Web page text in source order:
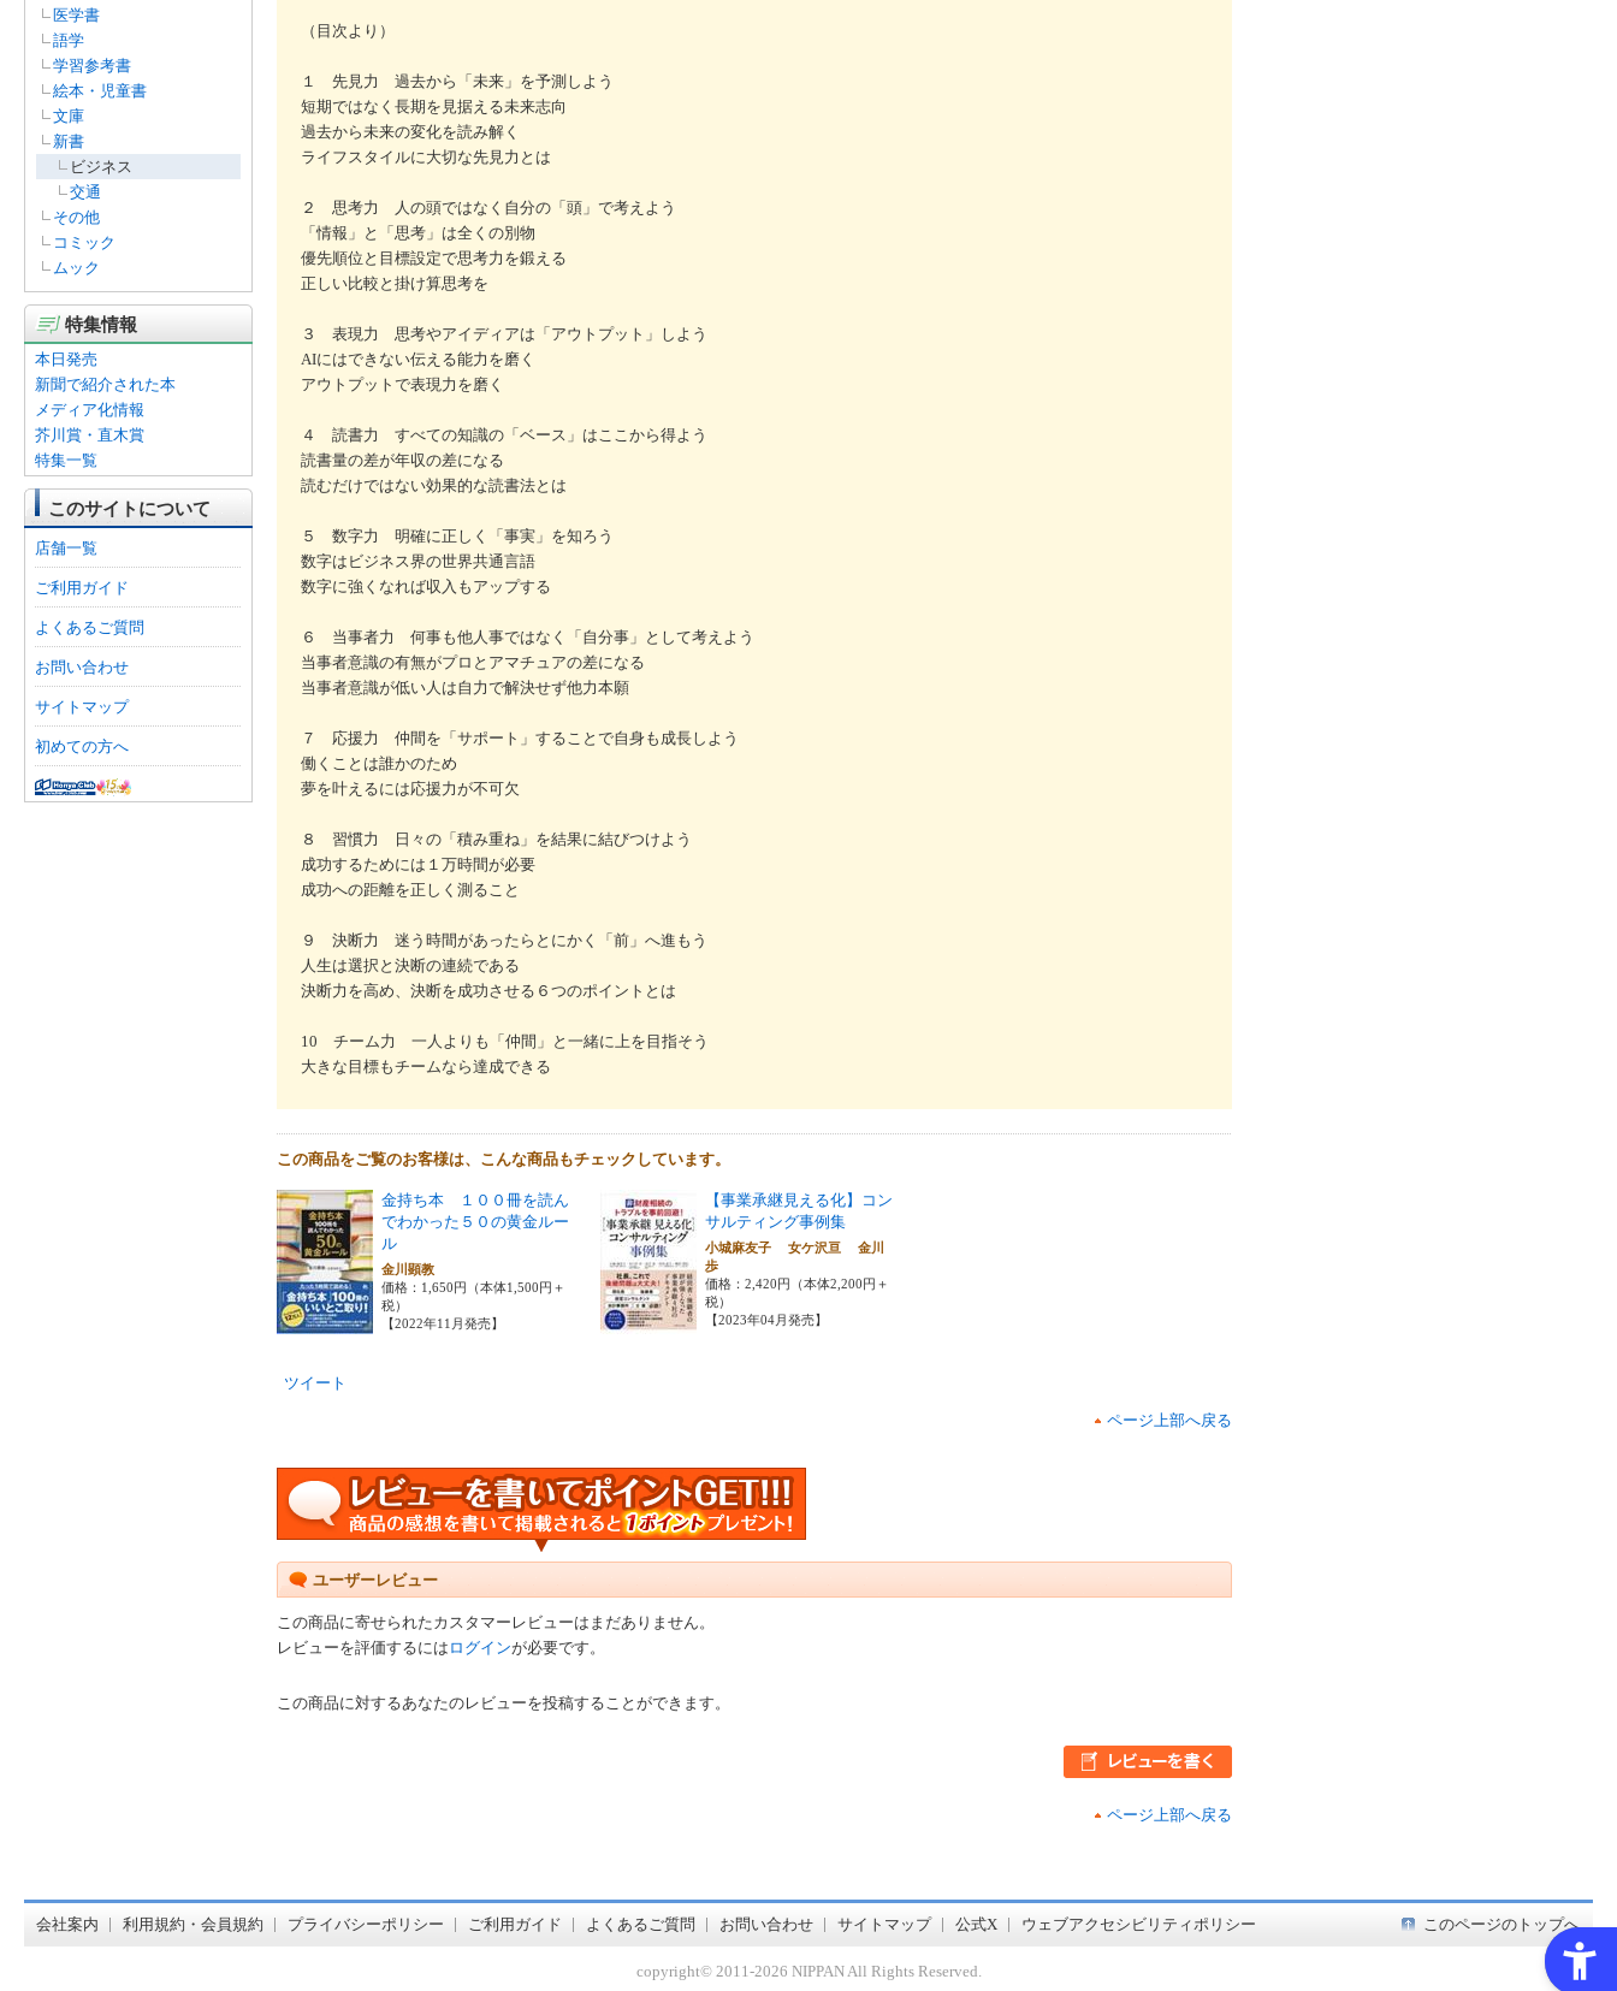
医学書
語学
学習参考書
絵本・児童書
文庫
新書
ビジネス
交通
その他
コミック
ムック
特集情報
本日発売
新聞で紹介された本
メディア化情報
芥川賞・直木賞
特集一覧
このサイトについて
店舗一覧
ご利用ガイド
よくあるご質問
お問い合わせ
サイトマップ
初めての方へ
（目次より）
１ 先見力 過去から「未来」を予測しよう
短期ではなく長期を見据える未来志向
過去から未来の変化を読み解く
ライフスタイルに大切な先見力とは
２ 思考力 人の頭ではなく自分の「頭」で考えよう
「情報」と「思考」は全くの別物
優先順位と目標設定で思考力を鍛える
正しい比較と掛け算思考を
３ 表現力 思考やアイディアは「アウトプット」しよう
AIにはできない伝える能力を磨く
アウトプットで表現力を磨く
４ 読書力 すべての知識の「ベース」はここから得よう
読書量の差が年収の差になる
読むだけではない効果的な読書法とは
５ 数字力 明確に正しく「事実」を知ろう
数字はビジネス界の世界共通言語
数字に強くなれば収入もアップする
６ 当事者力 何事も他人事ではなく「自分事」として考えよう
当事者意識の有無がプロとアマチュアの差になる
当事者意識が低い人は自力で解決せず他力本願
７ 応援力 仲間を「サポート」することで自身も成長しよう
働くことは誰かのため
夢を叶えるには応援力が不可欠
８ 習慣力 日々の「積み重ね」を結果に結びつけよう
成功するためには１万時間が必要
成功への距離を正しく測ること
９ 決断力 迷う時間があったらとにかく「前」へ進もう
人生は選択と決断の連続である
決断力を高め、決断を成功させる６つのポイントとは
10 チーム力 一人よりも「仲間」と一緒に上を目指そう
大きな目標もチームなら達成できる
この商品をご覧のお客様は、こんな商品もチェックしています。
金持ち本 １００冊を読ん
でわかった５０の黄金ルー
ル
金川顕教
価格：1,650円（本体1,500円＋
税）
【2022年11月発売】
【事業承継見える化】コン
サルティング事例集
小城麻友子 女ケ沢亘 金川
歩
価格：2,420円（本体2,200円＋
税）
【2023年04月発売】
ツイート
ページ上部へ戻る
ユーザーレビュー
この商品に寄せられたカスタマーレビューはまだありません。
レビューを評価するには ログインが必要です。
この商品に対するあなたのレビューを投稿することができます。
ページ上部へ戻る
会社案内 利用規約・会員規約 プライバシーポリシー ご利用ガイド よくあるご質問 お問い合わせ サイトマップ 公式X ウェブアクセシビリティポリシー このページのトップへ
copyright© 2011-2026 NIPPAN All Rights Reserved.